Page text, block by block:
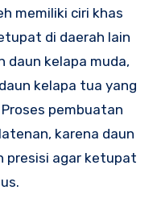
memiliki ciri khas
di daerah lain
daun kelapa muda,
kelapa tua yang
pembuatan
karena daun
presisi agar ketupat